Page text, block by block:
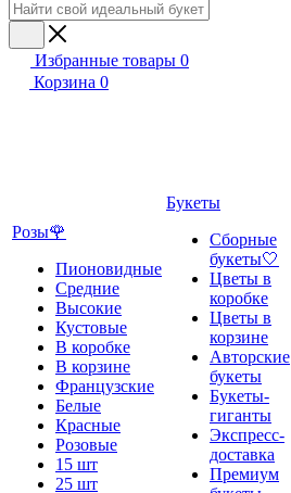
Избранные товары 0
Корзина 0
Розы🌹
Пионовидные
Средние
Высокие
Кустовые
В коробке
В корзине
Французские
Белые
Красные
Розовые
15 шт
25 шт
Букеты
Сборные
букеты🤍
Цветы в
коробке
Цветы в
корзине
Авторские
букеты
Букеты-
гиганты
Экспресс-
доставка
Премиум